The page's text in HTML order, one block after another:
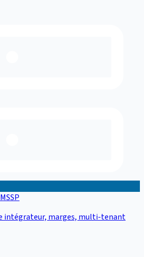
intégrateur, marges, multi-tenant